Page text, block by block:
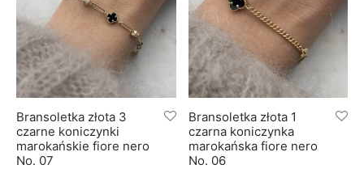
Bransoletka złota 3
czarne koniczynki
marokańskie fiore nero
No. 07
Bransoletka złota 1
czarna koniczynka
marokańska fiore nero
No. 06